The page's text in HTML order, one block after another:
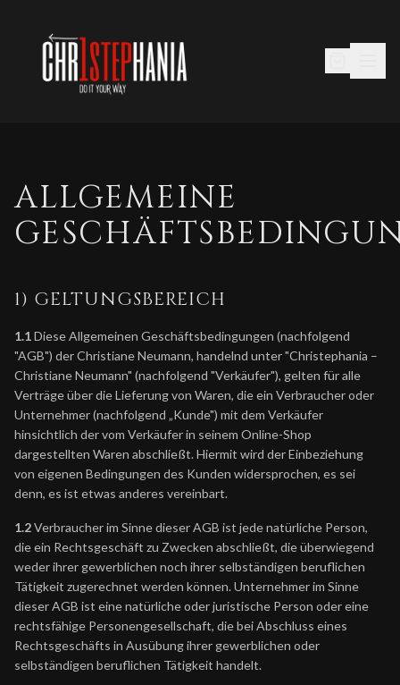
ALLGEMEINE
1) GELTUNGSBEREICH
1.1Diese Allgemeinen Geschäftsbedingungen (nachfolgend
"AGB") der Christiane Neumann, handelnd unter "Christephania –
Christiane Neumann" (nachfolgend "Verkäufer"), gelten für alle
Verträge über die Lieferung von Waren, die ein Verbraucher oder
Unternehmer (nachfolgend „Kunde") mit dem Verkäufer
hinsichtlich der vom Verkäufer in seinem Online-Shop
dargestellten Waren abschließt. Hiermit wird der Einbeziehung
von eigenen Bedingungen des Kunden widersprochen, es sei
denn, es ist etwas anderes vereinbart.
1.2Verbraucher im Sinne dieser AGB ist jede natürliche Person,
die ein Rechtsgeschäft zu Zwecken abschließt, die überwiegend
weder ihrer gewerblichen noch ihrer selbständigen beruflichen
Tätigkeit zugerechnet werden können. Unternehmer im Sinne
dieser AGB ist eine natürliche oder juristische Person oder eine
rechtsfähige Personengesellschaft, die bei Abschluss eines
Rechtsgeschäfts in Ausübung ihrer gewerblichen oder
selbständigen beruflichen Tätigkeit handelt.